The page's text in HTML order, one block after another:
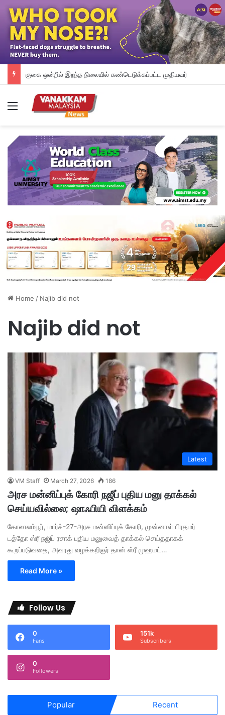
குகை ஒன்றில் இறந்த நிலையில் கண்டெடுக்கப்பட்ட முதியவர்
Menu
Home / Najib did not
Najib did not
Latest
VM Staff March 27, 2026 186
அரச மன்னிப்புக் கோரி நஜீப் புதிய மனு தாக்கல்
செய்யவில்லை; ஷாஃபியி விளக்கம்
கோலாலம்பூர், மார்ச்-27-அரச மன்னிப்புக் கோரி, முன்னாள் பிரதமர்
டத்தோ ஸ்ரீ நஜிப் ரசாக் புதிய மனுவைத் தாக்கல் செய்ததாகக்
கூறப்படுவதை, அவரது வழக்கறிஞர் தான் ஸ்ரீ முஹமட்…
Read More »
Follow Us
0
Fans
151k
Subscribers
0
Followers
Popular Recent